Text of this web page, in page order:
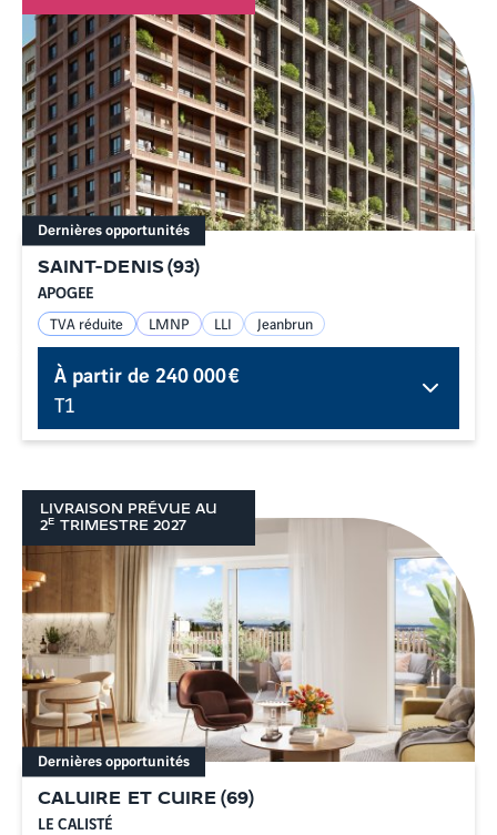
SAINT-DENIS(93)
APOGEE
Dernières opportunités
TVA réduite LMNP LLI Jeanbrun
À partir de240 000 €
T1
LIVRAISON PRÉVUE AU
2E TRIMESTRE 2027
CALUIRE ET CUIRE (69)
LE CALISTÉ
Dernières opportunités